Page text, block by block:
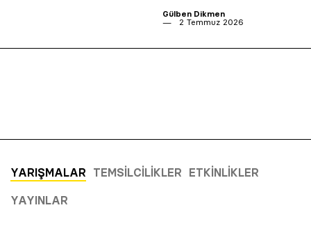
Gülben Dikmen
2 Temmuz 2026
YARIŞMALAR TEMSILCILIKLER ETKINLIKLER
YAYINLAR